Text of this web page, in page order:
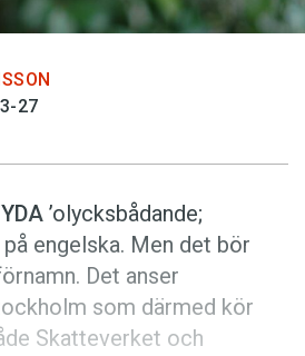
digitalt
27
’olycksbådande;
engelska. Men det bör
Det anser
som därmed kör
Skatte­verket och